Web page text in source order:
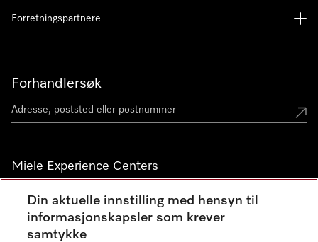
Forhandlersøk
Miele Experience Centers
Miele Experience Center Nesbru
Miele Outlet Nesbru
Forretningspartnere
Din aktuelle innstilling med hensyn til
informasjonskapsler som krever
samtykke